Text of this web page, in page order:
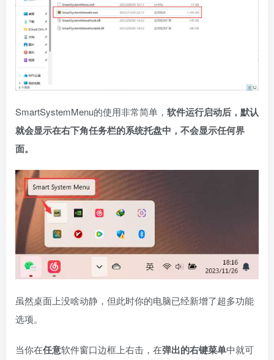
SmartSystemMenu的使用非常简单， 软件运行启动后，默认
就会显示在右下角任务栏的系统托盘中，不会显示任何界
面。
虽然桌面上没啥动静，但此时你的电脑已经新增了超多功能
选项。
当你在任意软件窗口边框上右击，在弹出的右键菜单中就可